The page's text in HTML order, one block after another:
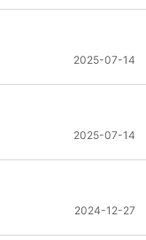
2025-07-14
2025-07-14
2024-12-27